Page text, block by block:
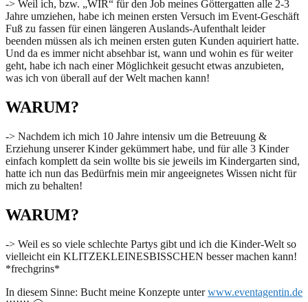
-> Weil ich, bzw. „WIR“ für den Job meines Göttergatten alle 2-3
Jahre umziehen, habe ich meinen ersten Versuch im Event-Geschäft
Fuß zu fassen für einen längeren Auslands-Aufenthalt leider
beenden müssen als ich meinen ersten guten Kunden aquiriert hatte.
Und da es immer nicht absehbar ist, wann und wohin es für weiter
geht, habe ich nach einer Möglichkeit gesucht etwas anzubieten,
was ich von überall auf der Welt machen kann!
WARUM?
-> Nachdem ich mich 10 Jahre intensiv um die Betreuung &
Erziehung unserer Kinder gekümmert habe, und für alle 3 Kinder
einfach komplett da sein wollte bis sie jeweils im Kindergarten sind,
hatte ich nun das Bedürfnis mein mir angeeignetes Wissen nicht für
mich zu behalten!
WARUM?
-> Weil es so viele schlechte Partys gibt und ich die Kinder-Welt so
vielleicht ein KLITZEKLEINESBISSCHEN besser machen kann!
*frechgrins*
In diesem Sinne: Bucht meine Konzepte unterwww.eventagentin.de